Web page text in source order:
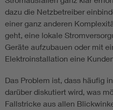
dazu die Netzbetreiber
einer ganz anderen
geht, eine lokale
Geräte aufzubauen oder mit
Elektroinstallation eine
Das Problem ist, dass häufig
darüber diskutiert wird, was
Fallstricke aus allen